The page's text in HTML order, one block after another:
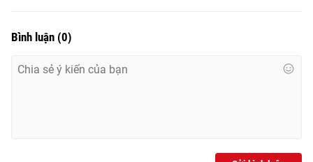
Theo dõi báo trên
Giấy phép hoạt động báo in và báo điện tử số 483/GP-BTTTT
Bình luận (0)